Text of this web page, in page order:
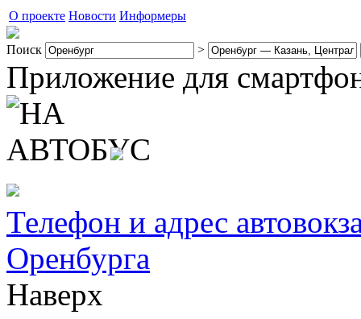
О проекте Новости Информеры
Поиск >
Приложение для
Телефон и адрес
Оренбурга
Наверх